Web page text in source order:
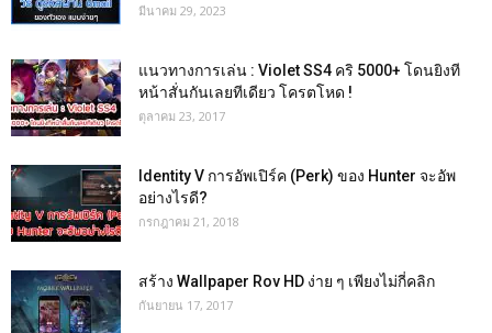
มีนาคม 29, 2023
แนวทางการเล่น : Violet SS4 คริ 5000+ โดนยิงที
หน้าสั่นกันเลยทีเดียว โครตโหด !
ตุลาคม 23, 2017
Identity V การอัพเปิร์ค (Perk) ของ Hunter จะอัพ
อย่างไรดี?
กรกฎาคม 21, 2018
สร้าง Wallpaper Rov HD ง่าย ๆ เพียงไม่กี่คลิก
กันยายน 17, 2017